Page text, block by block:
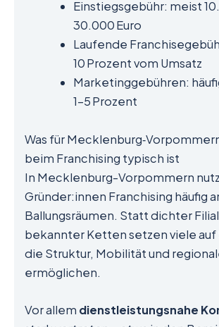
Einstiegsgebühr: meist
30.000 Euro
Laufende
10 Prozent vom Umsatz
Marketinggebühren:
1–5 Prozent
Was für
beim Franchising typisch ist
In Mecklenburg-Vorpommern
Gründer:innen Franchising häufig
Ballungsräumen. Statt dichter
bekannter Ketten setzen viele auf
die Struktur, Mobilität und
ermöglichen.
Vor allem dienstleistungsnahe